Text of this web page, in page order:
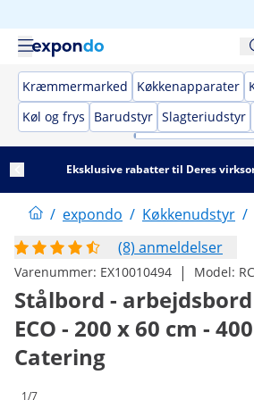
Kræmmermarked Køkkenapparater
Køl og frys
Barudstyr Slagteriudstyr
Eksklusive rabatter til Deres
/ expondo / Køkkenudstyr /
(8) anmeldelser
Varenummer: EX10010494 | Model:
Stålbord -
ECO - 200 x 60 cm -
Catering
1/7